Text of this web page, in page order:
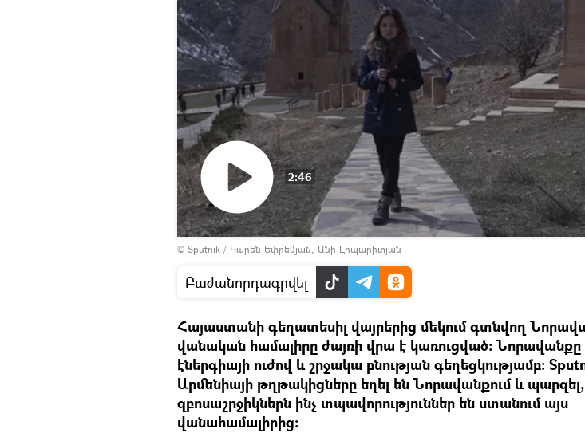
տեսանյութը
2:46
© Sputnik / Կարեն Եփրեմյան, Անի Լիպարիտյան
Բաժանորդագրվել
Հայաստանի գեղատեսիլ վայրերից մեկում գտնվող
վանական համալիրը ժայռի վրա է կառուցված։ Նորավանքը
էներգիայի ուժով և շրջակա բնության գեղեցկությամբ։
Արմենիայի թղթակիցները եղել են Նորավանքում և
զբոսաշրջիկներն ինչ տպավորություններ են ստանում այս
վանահամալիրից։